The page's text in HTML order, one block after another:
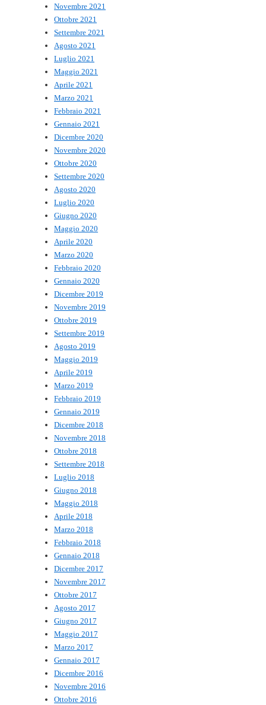
Novembre 2021
Ottobre 2021
Settembre 2021
Agosto 2021
Luglio 2021
Maggio 2021
Aprile 2021
Marzo 2021
Febbraio 2021
Gennaio 2021
Dicembre 2020
Novembre 2020
Ottobre 2020
Settembre 2020
Agosto 2020
Luglio 2020
Giugno 2020
Maggio 2020
Aprile 2020
Marzo 2020
Febbraio 2020
Gennaio 2020
Dicembre 2019
Novembre 2019
Ottobre 2019
Settembre 2019
Agosto 2019
Maggio 2019
Aprile 2019
Marzo 2019
Febbraio 2019
Gennaio 2019
Dicembre 2018
Novembre 2018
Ottobre 2018
Settembre 2018
Luglio 2018
Giugno 2018
Maggio 2018
Aprile 2018
Marzo 2018
Febbraio 2018
Gennaio 2018
Dicembre 2017
Novembre 2017
Ottobre 2017
Agosto 2017
Giugno 2017
Maggio 2017
Marzo 2017
Gennaio 2017
Dicembre 2016
Novembre 2016
Ottobre 2016